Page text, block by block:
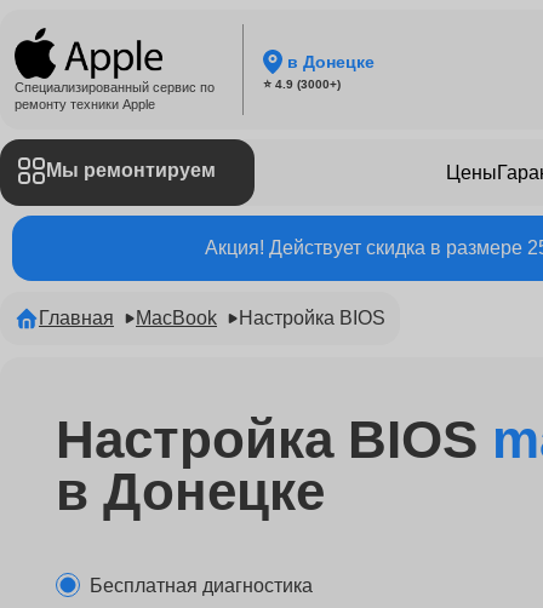
Специализированный сервис по
ремонту техники Apple
в Донецке
⭐ 4.9 (3000+)
Мы ремонтируем Цены
Акция! Действует скидка в
Главная MacBook Настройка BIOS
Настройка BIOS
в Донецке
Бесплатная диагностика